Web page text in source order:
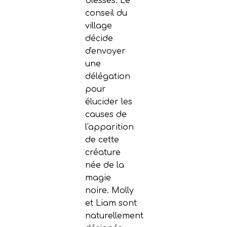
conseil du
village
décide
d'envoyer
une
délégation
pour
élucider les
causes de
l'apparition
de cette
créature
née de la
magie
noire. Molly
et Liam sont
naturellement